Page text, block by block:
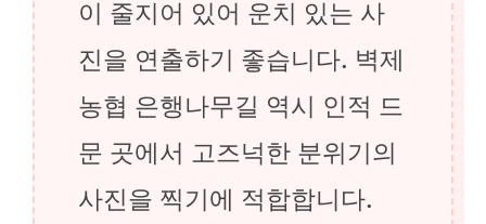
이 줄지어 있어 운치 있는 사
진을 연출하기 좋습니다. 벽제
농협 은행나무길 역시 인적 드
문 곳에서 고즈넉한 분위기의
사진을 찍기에 적합합니다.